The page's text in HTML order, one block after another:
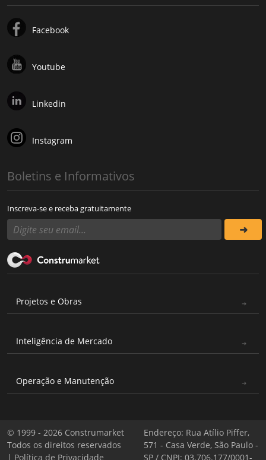
Facebook
Youtube
Linkedin
Instagram
Boletins e Informativos
Inscreva-se e receba gratuitamente
Projetos e Obras
Inteligência de Mercado
Operação e Manutenção
© 1999 - 2026 Construmarket
Todos os direitos reservados
| Política de Privacidade
Endereço: Rua Atílio Piffer,
571 - Casa Verde, São Paulo -
SP / CNPJ: 03.706.177/0001-